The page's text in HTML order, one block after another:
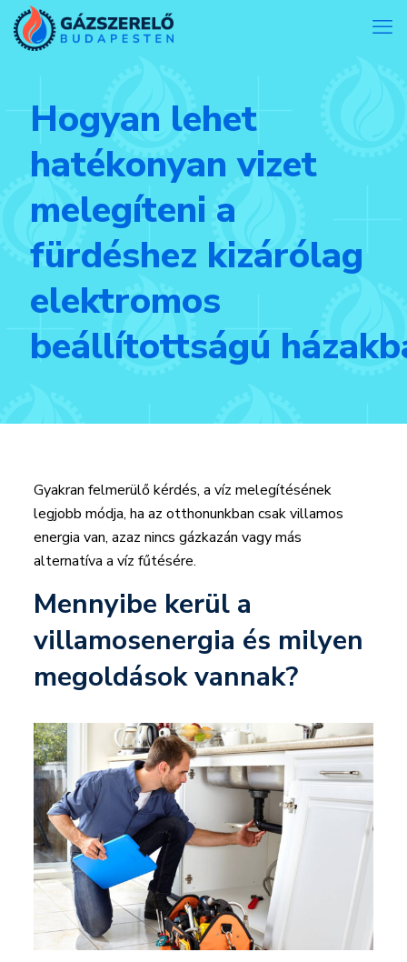
Hogyan lehet
hatékonyan vizet
melegíteni a
fürdéshez kizárólag
elektromos
beállítottságú
Gyakran felmerülő kérdés, a víz melegítésének
legjobb módja, ha az otthonunkban csak villamos
energia van, azaz nincs gázkazán vagy más
alternatíva a víz fűtésére.
Mennyibe kerül a
villamosenergia és milyen
megoldások vannak?